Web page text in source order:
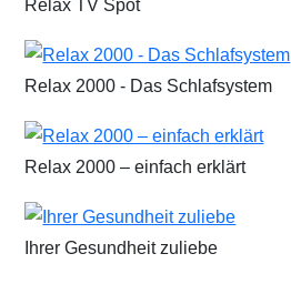
Relax TV Spot
Relax 2000 - Das Schlafsystem
Relax 2000 – einfach erklärt
Ihrer Gesundheit zuliebe